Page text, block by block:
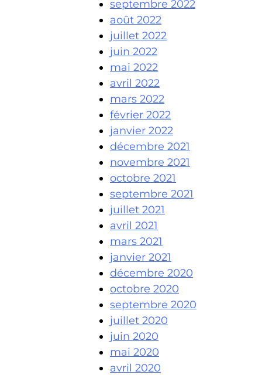
septembre 2022
août 2022
juillet 2022
juin 2022
mai 2022
avril 2022
mars 2022
février 2022
janvier 2022
décembre 2021
novembre 2021
octobre 2021
septembre 2021
juillet 2021
avril 2021
mars 2021
janvier 2021
décembre 2020
octobre 2020
septembre 2020
juillet 2020
juin 2020
mai 2020
avril 2020